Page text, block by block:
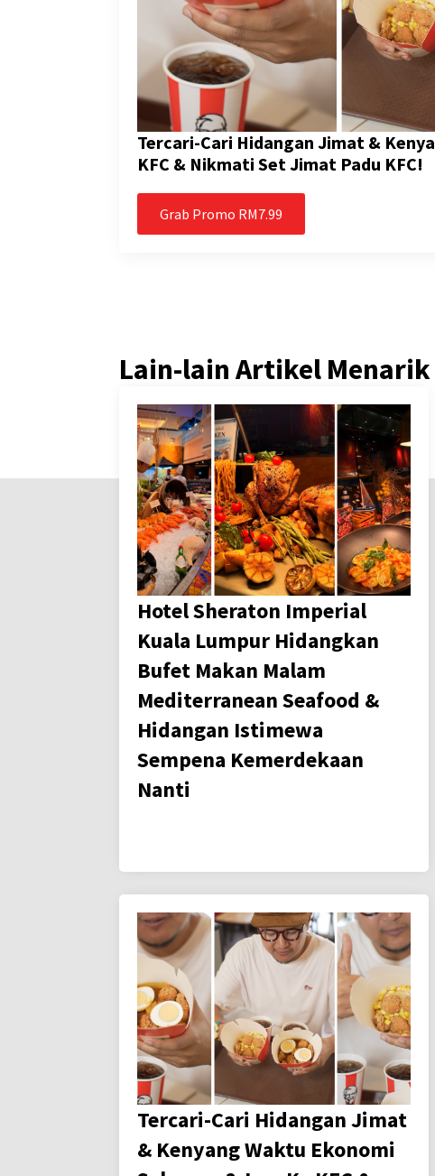
Tercari-Cari Hidangan Jimat &
KFC & Nikmati Set Jimat Padu KFC!
Grab Promo RM7.99
Lain-lain Artikel Menarik
Hotel Sheraton Imperial
Kuala Lumpur Hidangkan
Bufet Makan Malam
Mediterranean Seafood &
Hidangan Istimewa
Sempena Kemerdekaan
Nanti
Tercari-Cari Hidangan Jimat
& Kenyang Waktu Ekonomi